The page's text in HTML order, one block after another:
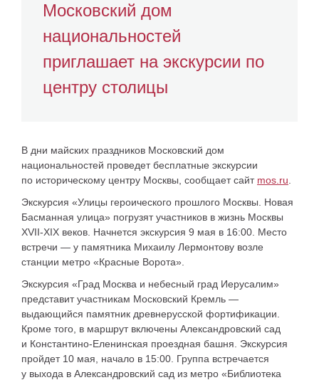
Московский дом
национальностей
приглашает на экскурсии по
центру столицы
В дни майских праздников Московский дом
национальностей проведет бесплатные экскурсии
по историческому центру Москвы, сообщает сайт mos.ru
Экскурсия «Улицы героического прошлого Москвы. Новая
Басманная улица» погрузят участников в жизнь Москвы
XVII-XIX веков. Начнется экскурсия 9 мая в 16:00. Место
встречи — у памятника Михаилу Лермонтову возле
станции метро «Красные Ворота».
Экскурсия «Град Москва и небесный град Иерусалим»
представит участникам Московский Кремль —
выдающийся памятник древнерусской фортификации.
Кроме того, в маршрут включены Александровский сад
и Константино-Еленинская проездная башня. Экскурсия
пройдет 10 мая, начало в 15:00. Группа встречается
у выхода в Александровский сад из метро «Библиотека